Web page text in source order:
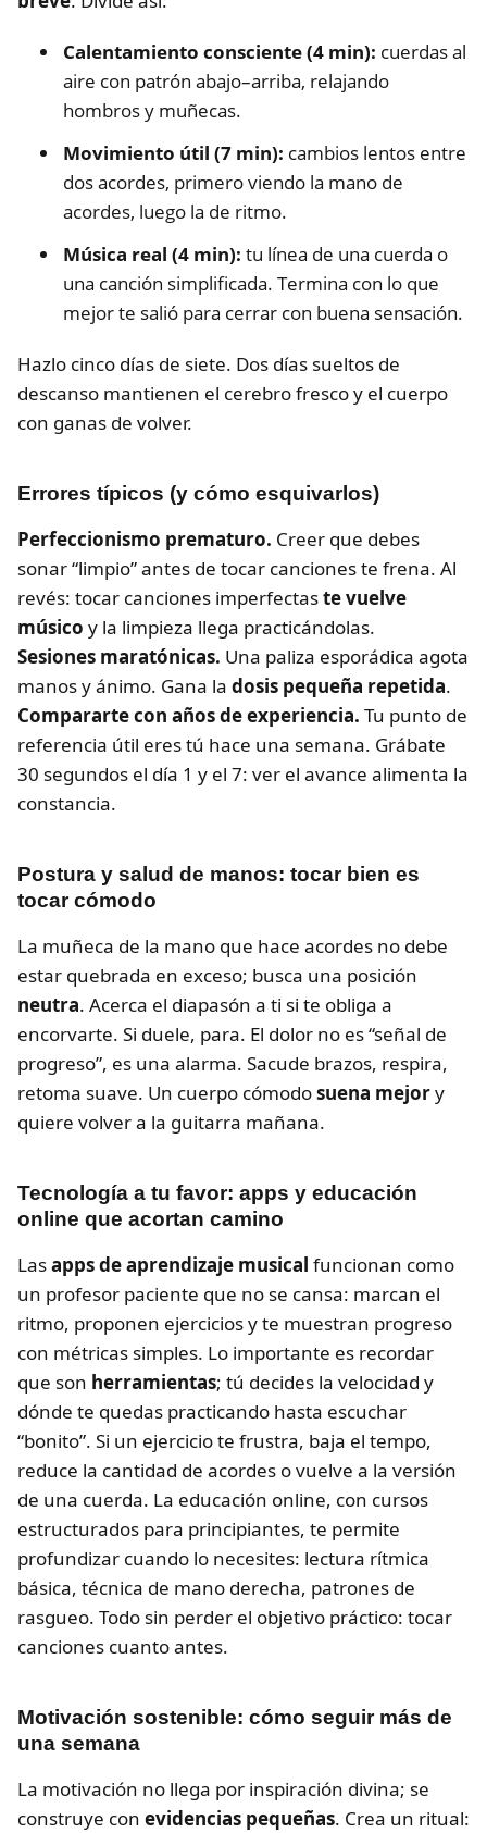
Calentamiento consciente (4 min): cuerdas al
aire con patrón abajo–arriba, relajando
hombros y muñecas.
Movimiento útil (7 min): cambios lentos entre
dos acordes, primero viendo la mano de
acordes, luego la de ritmo.
Música real (4 min): tu línea de una cuerda o
una canción simplificada. Termina con lo que
mejor te salió para cerrar con buena sensación.
Hazlo cinco días de siete. Dos días sueltos de
descanso mantienen el cerebro fresco y el cuerpo
con ganas de volver.
Errores típicos (y cómo esquivarlos)
Perfeccionismo prematuro. Creer que debes
sonar “limpio” antes de tocar canciones te frena. Al
revés: tocar canciones imperfectaste vuelve
músico y la limpieza llega practicándolas.
Sesiones maratónicas. Una paliza esporádica agota
manos y ánimo. Gana la dosis pequeña repetida.
Compararte con años de experiencia. Tu punto de
referencia útil eres tú hace una semana. Grábate
30 segundos el día 1 y el 7: ver el avance alimenta la
constancia.
Postura y salud de manos: tocar bien es
tocar cómodo
La muñeca de la mano que hace acordes no debe
estar quebrada en exceso; busca una posición
neutra. Acerca el diapasón a ti si te obliga a
encorvarte. Si duele, para. El dolor no es “señal de
progreso”, es una alarma. Sacude brazos, respira,
retoma suave. Un cuerpo cómodosuena mejory
quiere volver a la guitarra mañana.
Tecnología a tu favor: apps y educación
online que acortan camino
Lasapps de aprendizaje musical funcionan como
un profesor paciente que no se cansa: marcan el
ritmo, proponen ejercicios y te muestran progreso
con métricas simples. Lo importante es recordar
que son herramientas; tú decides la velocidad y
dónde te quedas practicando hasta escuchar
“bonito”. Si un ejercicio te frustra, baja el tempo,
reduce la cantidad de acordes o vuelve a la versión
de una cuerda. La educación online, con cursos
estructurados para principiantes, te permite
profundizar cuando lo necesites: lectura rítmica
básica, técnica de mano derecha, patrones de
rasgueo. Todo sin perder el objetivo práctico: tocar
canciones cuanto antes.
Motivación sostenible: cómo seguir más de
una semana
La motivación no llega por inspiración divina; se
construye con evidencias pequeñas. Crea un ritual: